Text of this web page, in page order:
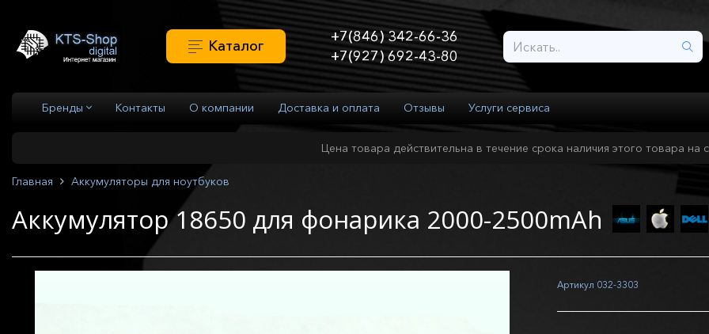
Каталог
+7(846) 342-66-36
+7(927) 692-43-80
Бренды Контакты О компании Доставка и оплата Отзывы Услуги сервиса
Цена товара действительна в течение срока наличия этого товара на
Главная Аккумуляторы для ноутбуков
Аккумулятор 18650 для фонарика 2000-2500mAh
Артикул 032-3303